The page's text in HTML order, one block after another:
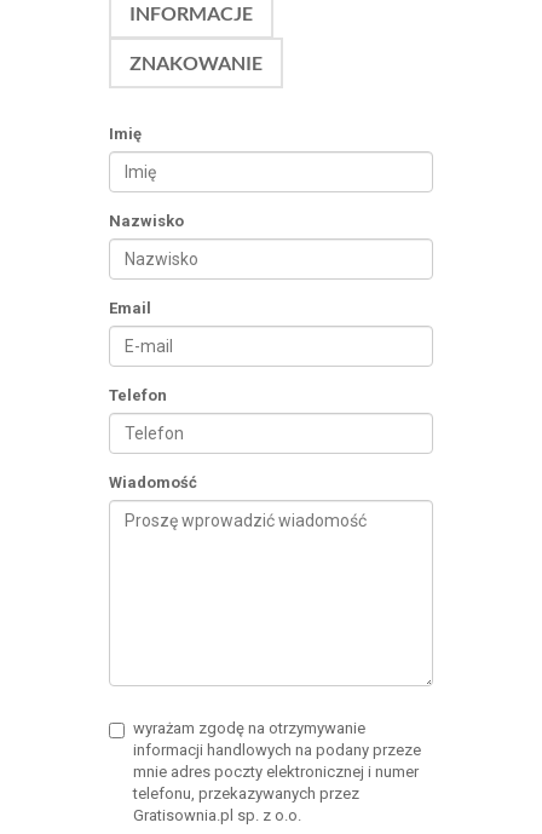
INFORMACJE
ZNAKOWANIE
Imię
Nazwisko
Email
Telefon
Wiadomość
wyrażam zgodę na otrzymywanie
informacji handlowych na podany przeze
mnie adres poczty elektronicznej i numer
telefonu, przekazywanych przez
Gratisownia.pl sp. z o.o.